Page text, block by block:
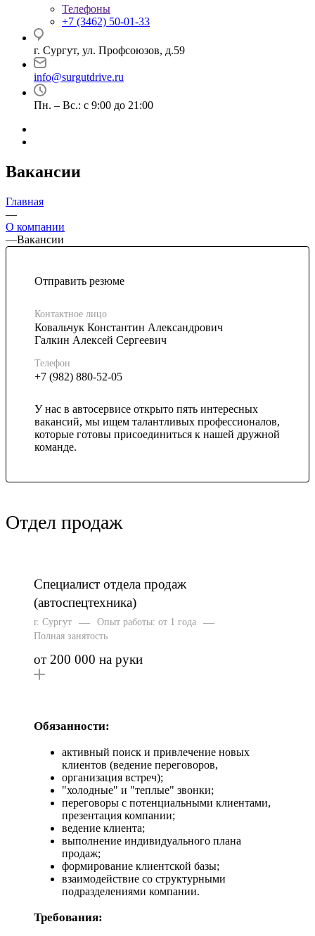
Телефоны
+7 (3462) 50-01-33
г. Сургут, ул. Профсоюзов, д.59
info@surgutdrive.ru
Пн. – Вс.: с 9:00 до 21:00
Вакансии
Главная
—
О компании
—Вакансии
Отправить резюме
Контактное лицо
Ковальчук Константин Александрович
Галкин Алексей Сергеевич
Телефон
+7 (982) 880-52-05
У нас в автосервисе открыто пять интересных
вакансий, мы ищем талантливых профессионалов,
которые готовы присоединиться к нашей дружной
команде.
Отдел продаж
Специалист отдела продаж
(автоспецтехника)
г. Сургут — Опыт работы: от 1 года —
Полная занятость
от 200 000 на руки
Обязанности:
активный поиск и привлечение новых
клиентов (ведение переговоров,
организация встреч);
"холодные" и "теплые" звонки;
переговоры с потенциальными клиентами,
презентация компании;
ведение клиента;
выполнение индивидуального плана
продаж;
формирование клиентской базы;
взаимодействие со структурными
подразделениями компании.
Требования: